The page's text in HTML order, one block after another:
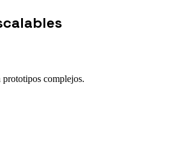
complejos.